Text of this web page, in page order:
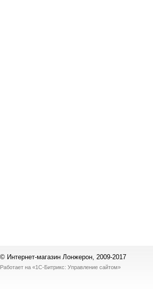
© Интернет-магазин Лонжерон, 2009-2017
Работает на «1С-Битрикс: Управление сайтом»